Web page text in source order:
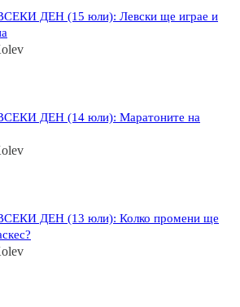
ДЕН (15 юли): Левски ще играе и
ВСЕКИ ДЕН (14 юли): Маратоните на
ВСЕКИ ДЕН (13 юли): Колко промени ще